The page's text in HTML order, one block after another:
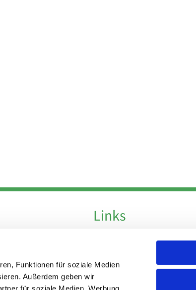
Funktionen für soziale Medien
Außerdem geben wir
Links
Impressum